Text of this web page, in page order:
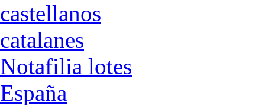
castellanos
catalanes
Notafilia lotes
España